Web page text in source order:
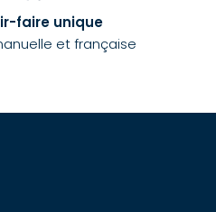
faire unique
et française